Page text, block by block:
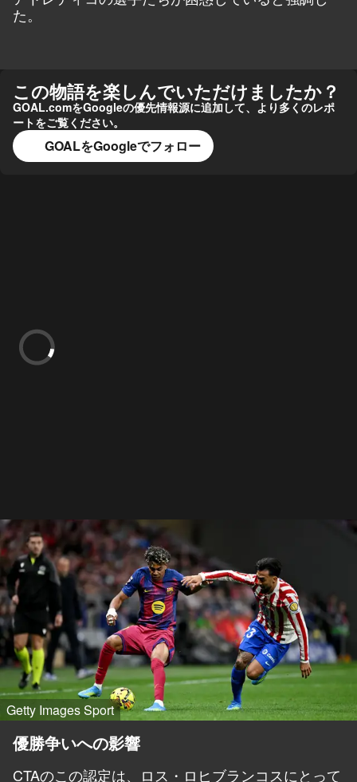
た。
この物語を楽しんでいただけましたか？
GOAL.comをGoogleの優先情報源に追加して、より多くのレポ
ートをご覧ください。
GOALをGoogleでフォロー
Getty Images Sport
優勝争いへの影響
CTAのこの認定は、ロス・ロヒブランコスにとって